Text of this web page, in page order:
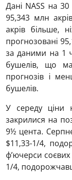
Дані NASS на
95,343 млн
акрів більше,
прогнозовані
за даними на 1
бушелів, що
прогнозів і
бушелів.
У середу ціни
закрилися на
9½ цента.
$11,33-1/4,
ф’ючерси
1/4,